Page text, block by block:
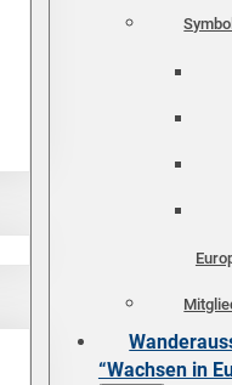
“Wachsen in